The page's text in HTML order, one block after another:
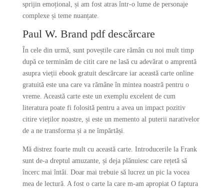
sprijin emoțional, și am fost atras într-o lume de personaje
complexe și teme nuanțate.
Paul W. Brand pdf descărcare
În cele din urmă, sunt poveștile care rămân cu noi mult timp
după ce terminăm de citit care ne lasă cu adevărat o amprentă
asupra vieții ebook gratuit descărcare iar această carte online
gratuită este una care va rămâne în mintea noastră pentru o
vreme. Această carte este un exemplu excelent de cum
literatura poate fi folosită pentru a avea un impact pozitiv
citire vieților noastre, și este un memento al puterii narativelor
de a ne transforma și a ne împărtăși.
Mă distrez foarte mult cu această carte. Introducerile la Frank
sunt de-a dreptul amuzante, și deja plănuiesc care rețetă să
încerc mai întâi. Doar mai trebuie să lucrez un pic la vocea
mea de lectură. A fost o carte la care m-am apropiat O faptura